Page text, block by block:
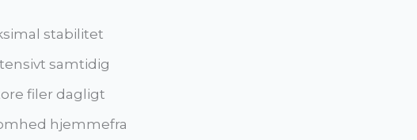
stabilitet
samtidig
filer dagligt
hjemmefra